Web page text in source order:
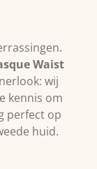
Waist
wij
kennis om
perfect op
huid.